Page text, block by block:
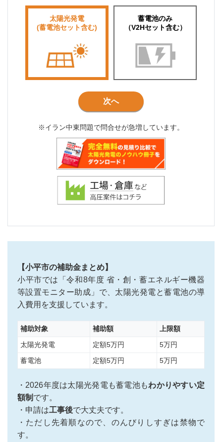
太陽光発電
(蓄電池セット含む)
蓄電池のみ
（V2Hセット含む）
次へ
※イラン中東問題で問合せが急増しています。
【小平市の補助金まとめ】
小平市では「令和8年度 省・創・蓄エネルギー機器
等設置モニター助成」で、太陽光発電と蓄電池の導
入費用を支援しています。
補助対象 補助額
上限額
太陽光発電
定額5万円
5万円
蓄電池
定額5万円 5万円
・2026年度は太陽光発電も蓄電池もわかりやすい定
額制 です。
・申請は工事後で大丈夫です。
・ただし先着順なので、のんびりしすぎは禁物で
す。